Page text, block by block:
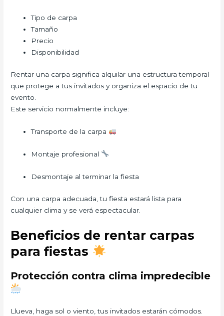
Tipo de carpa
Tamaño
Precio
Disponibilidad
Rentar una carpa significa alquilar una estructura temporal
que protege a tus invitados y organiza el espacio de tu
evento.
Este servicio normalmente incluye:
Transporte de la carpa
Montaje profesional
Desmontaje al terminar la fiesta
Con una carpa adecuada, tu fiesta estará lista para
cualquier clima y se verá espectacular.
Beneficios de rentar carpas
para fiestas
Protección contra clima impredecible
Llueva, haga sol o viento, tus invitados estarán cómodos.